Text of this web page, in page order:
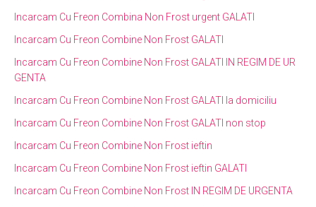
Incarcam Cu Freon Combina Non Frost urgent GALATI
Incarcam Cu Freon Combine Non Frost GALATI
Incarcam Cu Freon Combine Non Frost GALATI IN REGIM DE UR
GENTA
Incarcam Cu Freon Combine Non Frost GALATI la domiciliu
Incarcam Cu Freon Combine Non Frost GALATI non stop
Incarcam Cu Freon Combine Non Frost ieftin
Incarcam Cu Freon Combine Non Frost ieftin GALATI
Incarcam Cu Freon Combine Non Frost IN REGIM DE URGENTA